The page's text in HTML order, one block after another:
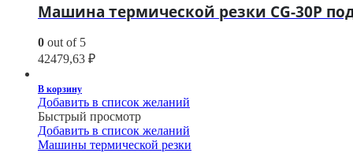
Машина термической резки CG-30P
0 out of 5
42479,63 ₽
В корзину
Добавить в список желаний
Быстрый просмотр
Добавить в список желаний
Машины термической резки